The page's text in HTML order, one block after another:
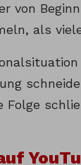
von
als
Folge